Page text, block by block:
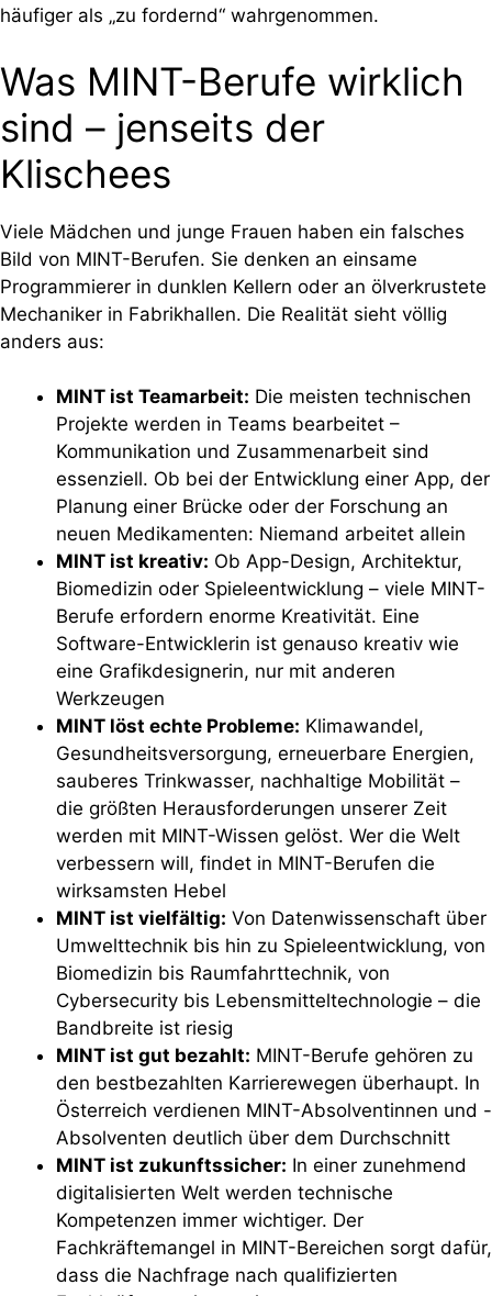
häufiger als „zu fordernd“ wahrgenommen.
Was MINT-Berufe wirklich
sind – jenseits der
Klischees
Viele Mädchen und junge Frauen haben ein falsches
Bild von MINT-Berufen. Sie denken an einsame
Programmierer in dunklen Kellern oder an ölverkrustete
Mechaniker in Fabrikhallen. Die Realität sieht völlig
anders aus:
MINT ist Teamarbeit: Die meisten technischen
Projekte werden in Teams bearbeitet –
Kommunikation und Zusammenarbeit sind
essenziell. Ob bei der Entwicklung einer App, der
Planung einer Brücke oder der Forschung an
neuen Medikamenten: Niemand arbeitet allein
MINT ist kreativ: Ob App-Design, Architektur,
Biomedizin oder Spieleentwicklung – viele MINT-
Berufe erfordern enorme Kreativität. Eine
Software-Entwicklerin ist genauso kreativ wie
eine Grafikdesignerin, nur mit anderen
Werkzeugen
MINT löst echte Probleme: Klimawandel,
Gesundheitsversorgung, erneuerbare Energien,
sauberes Trinkwasser, nachhaltige Mobilität –
die größten Herausforderungen unserer Zeit
werden mit MINT-Wissen gelöst. Wer die Welt
verbessern will, findet in MINT-Berufen die
wirksamsten Hebel
MINT ist vielfältig: Von Datenwissenschaft über
Umwelttechnik bis hin zu Spieleentwicklung, von
Biomedizin bis Raumfahrttechnik, von
Cybersecurity bis Lebensmitteltechnologie – die
Bandbreite ist riesig
MINT ist gut bezahlt: MINT-Berufe gehören zu
den bestbezahlten Karrierewegen überhaupt. In
Österreich verdienen MINT-Absolventinnen und -
Absolventen deutlich über dem Durchschnitt
MINT ist zukunftssicher: In einer zunehmend
digitalisierten Welt werden technische
Kompetenzen immer wichtiger. Der
Fachkräftemangel in MINT-Bereichen sorgt dafür,
dass die Nachfrage nach qualifizierten